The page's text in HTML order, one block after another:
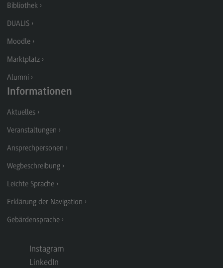
Intensive Care
Intensive Care
Modulangebot
Berufsperspektiven
Kontakt
Marketing and Business Psychology
Marketing and Business Psychology
Modulangebot
Berufsperspektiven
Kontakt
Maschinenbau
Maschinenbau
Profil-O-Mat Maschinenbau
Modulangebot
Bibliothek
DUALIS
Moodle
Marktplatz
Alumni
Informationen
Aktuelles
Veranstaltungen
Ansprechpersonen
Wegbeschreibung
Leichte Sprache
Erklärung der Navigation
Gebärdensprache
Instagram
LinkedIn